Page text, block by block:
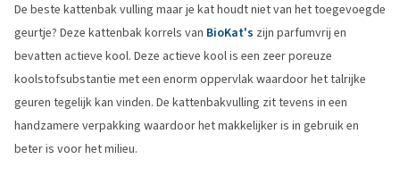
De beste kattenbak vulling maar je kat houdt niet van het toegevoegde
geurtje? Deze kattenbak korrels van BioKat's zijn parfumvrij en
bevatten actieve kool. Deze actieve kool is een zeer poreuze
koolstofsubstantie met een enorm oppervlak waardoor het talrijke
geuren tegelijk kan vinden. De kattenbakvulling zit tevens in een
handzamere verpakking waardoor het makkelijker is in gebruik en
beter is voor het milieu.